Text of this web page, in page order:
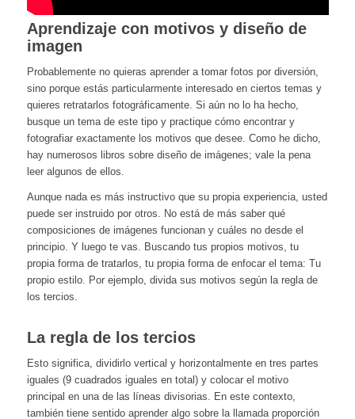
Aprendizaje con motivos y diseño de
imagen
Probablemente no quieras aprender a tomar fotos por diversión,
sino porque estás particularmente interesado en ciertos temas y
quieres retratarlos fotográficamente. Si aún no lo ha hecho,
busque un tema de este tipo y practique cómo encontrar y
fotografiar exactamente los motivos que desee. Como he dicho,
hay numerosos libros sobre diseño de imágenes; vale la pena
leer algunos de ellos.
Aunque nada es más instructivo que su propia experiencia, usted
puede ser instruido por otros. No está de más saber qué
composiciones de imágenes funcionan y cuáles no desde el
principio. Y luego te vas. Buscando tus propios motivos, tu
propia forma de tratarlos, tu propia forma de enfocar el tema: Tu
propio estilo. Por ejemplo, divida sus motivos según la regla de
los tercios.
La regla de los tercios
Esto significa, dividirlo vertical y horizontalmente en tres partes
iguales (9 cuadrados iguales en total) y colocar el motivo
principal en una de las líneas divisorias. En este contexto,
también tiene sentido aprender algo sobre la llamada proporción